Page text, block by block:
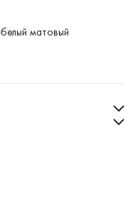
белый матовый